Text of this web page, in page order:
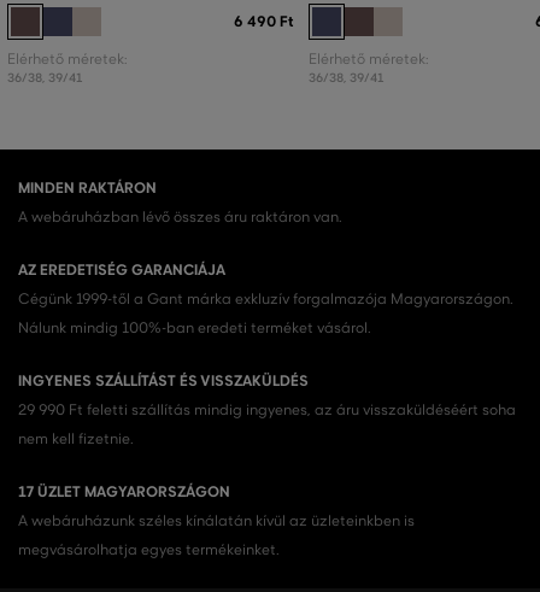
6 490 Ft
Elérhető méretek:
36/38, 39/41
Elérhető méretek:
36/38, 39/41
MINDEN RAKTÁRON
A webáruházban lévő összes áru raktáron van.
AZ EREDETISÉG GARANCIÁJA
Cégünk 1999-től a Gant márka exkluzív forgalmazója Magyarországon.
Nálunk mindig 100%-ban eredeti terméket vásárol.
INGYENES SZÁLLÍTÁST ÉS VISSZAKÜLDÉS
29 990 Ft feletti szállítás mindig ingyenes, az áru visszaküldéséért soha
nem kell fizetnie.
17 ÜZLET MAGYARORSZÁGON
A webáruházunk széles kínálatán kívül az üzleteinkben is
megvásárolhatja egyes termékeinket.